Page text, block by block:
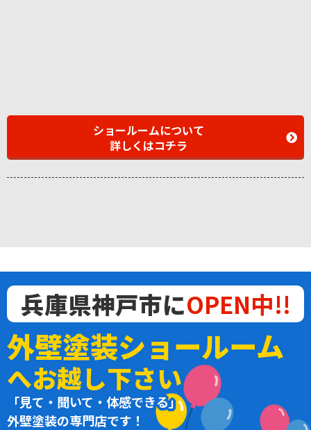
ショールームについて
詳しくはコチラ
兵庫県神戸市にOPEN中!!
外壁塗装ショールーム
へお越し下さい
「見て・聞いて・体感できる」
外壁塗装の専門店です！